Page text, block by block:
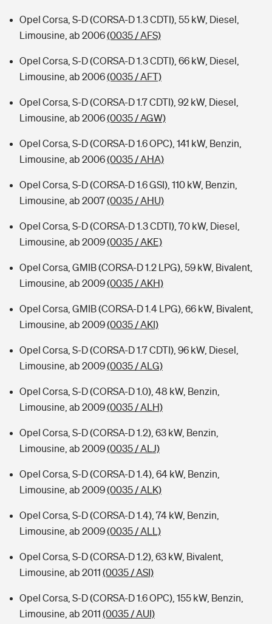
Opel Corsa, S-D (CORSA-D 1.3 CDTI), 55 kW, Diesel,
Limousine, ab 2006(0035 / AFS)
Opel Corsa, S-D (CORSA-D 1.3 CDTI), 66 kW, Diesel,
Limousine, ab 2006(0035 / AFT)
Opel Corsa, S-D (CORSA-D 1.7 CDTI), 92 kW, Diesel,
Limousine, ab 2006(0035 / AGW)
Opel Corsa, S-D (CORSA-D 1.6 OPC), 141 kW, Benzin,
Limousine, ab 2006(0035 / AHA)
Opel Corsa, S-D (CORSA-D 1.6 GSI), 110 kW, Benzin,
Limousine, ab 2007(0035 / AHU)
Opel Corsa, S-D (CORSA-D 1.3 CDTI), 70 kW, Diesel,
Limousine, ab 2009(0035 / AKE)
Opel Corsa, GMIB (CORSA-D 1.2 LPG), 59 kW, Bivalent,
Limousine, ab 2009(0035 / AKH)
Opel Corsa, GMIB (CORSA-D 1.4 LPG), 66 kW, Bivalent,
Limousine, ab 2009(0035 / AKI)
Opel Corsa, S-D (CORSA-D 1.7 CDTI), 96 kW, Diesel,
Limousine, ab 2009(0035 / ALG)
Opel Corsa, S-D (CORSA-D 1.0), 48 kW, Benzin,
Limousine, ab 2009(0035 / ALH)
Opel Corsa, S-D (CORSA-D 1.2), 63 kW, Benzin,
Limousine, ab 2009(0035 / ALJ)
Opel Corsa, S-D (CORSA-D 1.4), 64 kW, Benzin,
Limousine, ab 2009(0035 / ALK)
Opel Corsa, S-D (CORSA-D 1.4), 74 kW, Benzin,
Limousine, ab 2009(0035 / ALL)
Opel Corsa, S-D (CORSA-D 1.2), 63 kW, Bivalent,
Limousine, ab 2011 (0035 / ASI)
Opel Corsa, S-D (CORSA-D 1.6 OPC), 155 kW, Benzin,
Limousine, ab 2011 (0035 / AUI)